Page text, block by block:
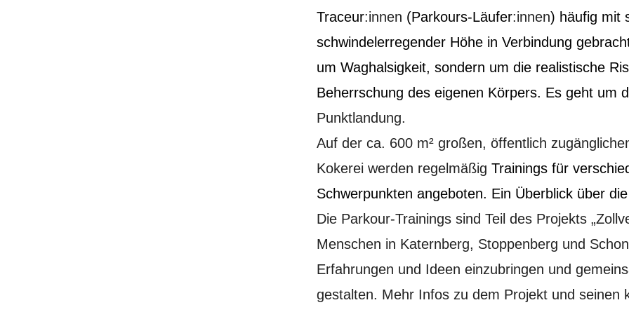
Traceur:innen (Parkours-Läufer:innen) häufig mit
schwindelerregender Höhe in Verbindung
um Waghalsigkeit, sondern um die realistische
Beherrschung des eigenen Körpers. Es geht um
Punktlandung.
Auf der ca. 600 m² großen, öffentlich
Kokerei werden regelmäßig Trainings für
Schwerpunkten angeboten. Ein Überblick über
Die Parkour-Trainings sind Teil des Projekts
Menschen in Katernberg, Stoppenberg und
Erfahrungen und Ideen einzubringen und
gestalten. Mehr Infos zu dem Projekt und seinen